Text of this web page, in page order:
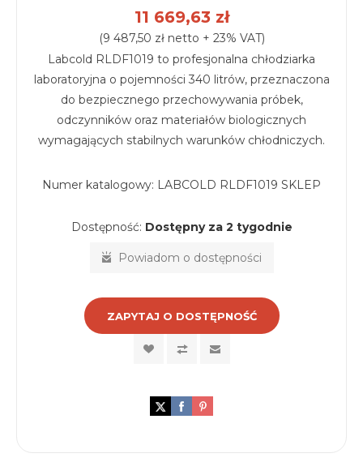
11 669,63 zł
(9 487,50 zł netto + 23% VAT)
Labcold RLDF1019 to profesjonalna chłodziarka
laboratoryjna o pojemności 340 litrów, przeznaczona
do bezpiecznego przechowywania próbek,
odczynników oraz materiałów biologicznych
wymagających stabilnych warunków chłodniczych.
Numer katalogowy: LABCOLD RLDF1019 SKLEP
Dostępność: Dostępny za 2 tygodnie
Powiadom o dostępności
ZAPYTAJ O DOSTĘPNOŚĆ